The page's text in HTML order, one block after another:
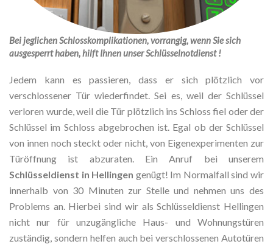
Bei jeglichen Schlosskomplikationen, vorrangig, wenn Sie sich
ausgesperrt haben, hilft Ihnen unser Schlüsselnotdienst !
Jedem kann es passieren, dass er sich plötzlich vor
verschlossener Tür wiederfindet. Sei es, weil der Schlüssel
verloren wurde, weil die Tür plötzlich ins Schloss fiel oder der
Schlüssel im Schloss abgebrochen ist. Egal ob der Schlüssel
von innen noch steckt oder nicht, von Eigenexperimenten zur
Türöffnung ist abzuraten. Ein Anruf bei unserem
Schlüsseldienst in Hellingen genügt! Im Normalfall sind wir
innerhalb von 30 Minuten zur Stelle und nehmen uns des
Problems an. Hierbei sind wir als Schlüsseldienst Hellingen
nicht nur für unzugängliche Haus- und Wohnungstüren
zuständig, sondern helfen auch bei verschlossenen Autotüren